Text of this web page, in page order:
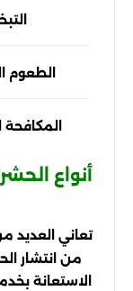
الطعوم
المكافحة
أنواع
تعاني العديد
من انتشار
الاستعانة